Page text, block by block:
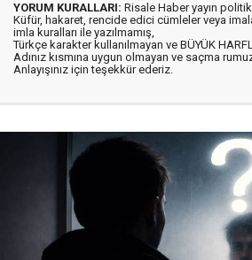
YORUM KURALLARI: Risale Haber yayın
Küfür, hakaret, rencide edici cümleler veya
imla kuralları ile yazılmamış,
Türkçe karakter kullanılmayan ve BÜYÜK
Adınız kısmına uygun olmayan ve saçma
Anlayışınız için teşekkür ederiz.